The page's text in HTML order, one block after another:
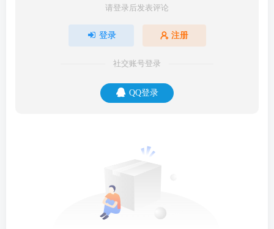
请登录后发表评论
登录 注册
社交账号登录
QQ登录